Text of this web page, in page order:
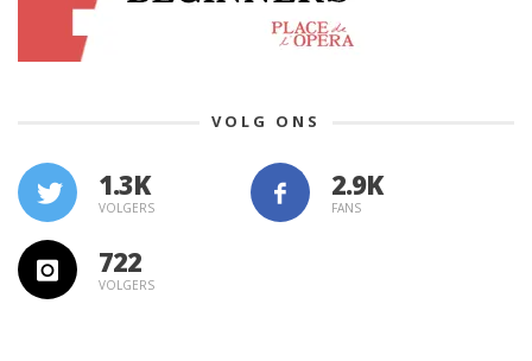
VOLG ONS
1.3K
VOLGERS FANS
722
VOLGERS